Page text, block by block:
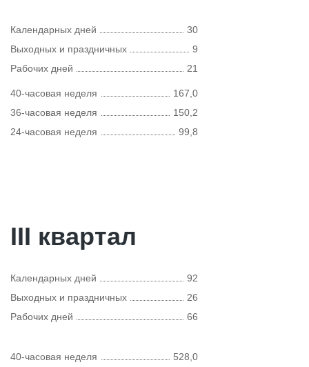
Календарных дней
30
Выходных и праздничных
9
Рабочих дней
21
40-часовая неделя
167,0
36-часовая неделя
150,2
24-часовая неделя
99,8
III квартал
Календарных дней
92
Выходных и праздничных
26
Рабочих дней
66
40-часовая неделя 528,0